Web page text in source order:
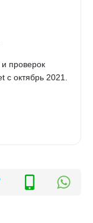
проверок
октябрь 2021.